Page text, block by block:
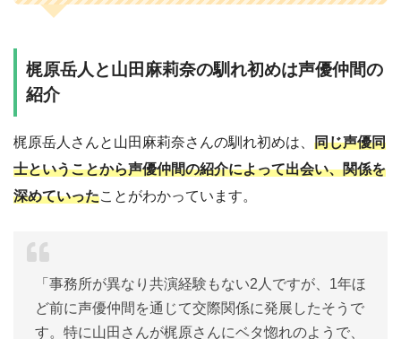
梶原岳人と山田麻莉奈の馴れ初めは声優仲間の
紹介
梶原岳人さんと山田麻莉奈さんの馴れ初めは、 同じ声優同
士ということから声優仲間の紹介によって出会い、関係を
深めていったことがわかっています。
「事務所が異なり共演経験もない2人ですが、1年ほ
ど前に声優仲間を通じて交際関係に発展したそうで
す。特に山田さんが梶原さんにベタ惚れのようで、